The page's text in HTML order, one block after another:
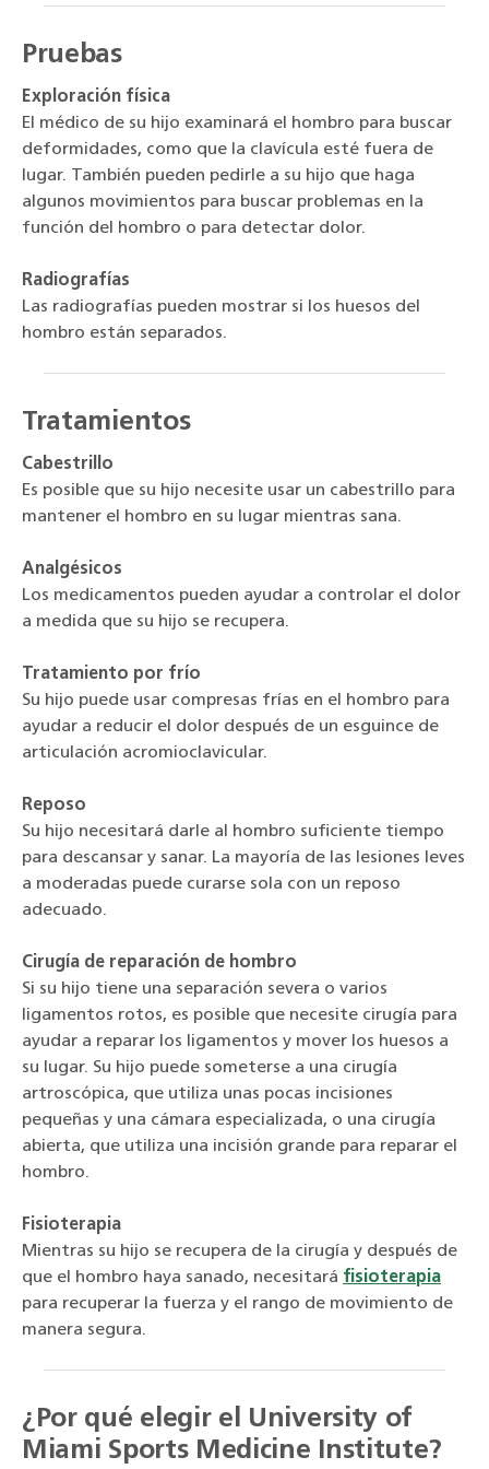
Pruebas
Exploración física
El médico de su hijo examinará el hombro para buscar
deformidades, como que la clavícula esté fuera de
lugar. También pueden pedirle a su hijo que haga
algunos movimientos para buscar problemas en la
función del hombro o para detectar dolor.
Radiografías
Las radiografías pueden mostrar si los huesos del
hombro están separados.
Tratamientos
Cabestrillo
Es posible que su hijo necesite usar un cabestrillo para
mantener el hombro en su lugar mientras sana.
Analgésicos
Los medicamentos pueden ayudar a controlar el dolor
a medida que su hijo se recupera.
Tratamiento por frío
Su hijo puede usar compresas frías en el hombro para
ayudar a reducir el dolor después de un esguince de
articulación acromioclavicular.
Reposo
Su hijo necesitará darle al hombro suficiente tiempo
para descansar y sanar. La mayoría de las lesiones leves
a moderadas puede curarse sola con un reposo
adecuado.
Cirugía de reparación de hombro
Si su hijo tiene una separación severa o varios
ligamentos rotos, es posible que necesite cirugía para
ayudar a reparar los ligamentos y mover los huesos a
su lugar. Su hijo puede someterse a una cirugía
artroscópica, que utiliza unas pocas incisiones
pequeñas y una cámara especializada, o una cirugía
abierta, que utiliza una incisión grande para reparar el
hombro.
Fisioterapia
Mientras su hijo se recupera de la cirugía y después de
que el hombro haya sanado, necesitará fisioterapia
para recuperar la fuerza y el rango de movimiento de
manera segura.
¿Por qué elegir el University of
Miami Sports Medicine Institute?